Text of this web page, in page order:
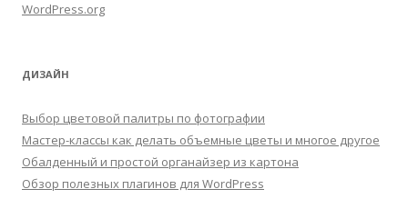
WordPress.org
ДИЗАЙН
Выбор цветовой палитры по фотографии
Мастер-классы как делать объемные цветы и многое другое
Обалденный и простой органайзер из картона
Обзор полезных плагинов для WordPress